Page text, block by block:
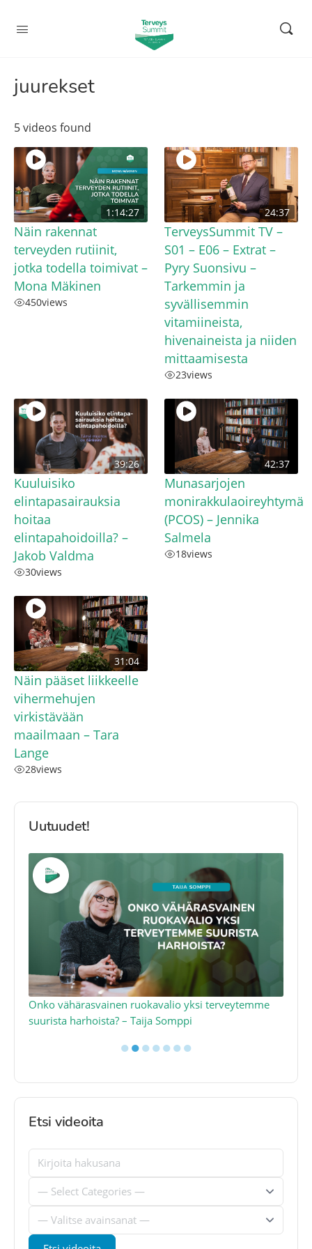
juurekset
5 videos found
1:14:27
Näin rakennat
terveyden rutiinit,
jotka todella toimivat –
Mona Mäkinen
450views
24:37
TerveysSummit TV –
S01 – E06 – Extrat –
Pyry Suonsivu –
Tarkemmin ja
syvällisemmin
vitamiineista,
hivenaineista ja niiden
mittaamisesta
23views
39:26
Kuuluisiko
elintapasairauksia
hoitaa
elintapahoidoilla? –
Jakob Valdma
30views
42:37
Munasarjojen
monirakkulaoireyhtymä
(PCOS) – Jennika
Salmela
18views
31:04
Näin pääset liikkeelle
vihermehujen
virkistävään
maailmaan – Tara
Lange
28views
Uutuudet!
Onko vähärasvainen ruokavalio yksi terveytemme
suurista harhoista? – Taija Somppi
●●●●●●●
Etsi videoita